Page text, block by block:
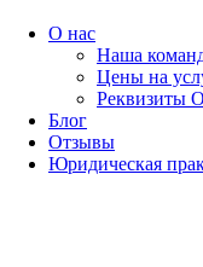
О нас
Наша
Цены на
Реквизиты
Блог
Отзывы
Юридическая